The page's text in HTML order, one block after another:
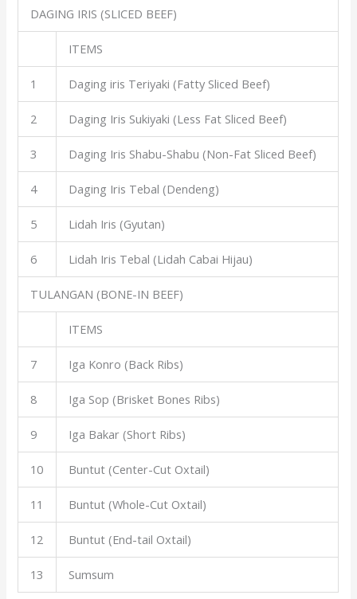
DAGING IRIS (SLICED BEEF)
ITEMS
1 Daging iris Teriyaki (Fatty Sliced Beef)
2 Daging Iris Sukiyaki (Less Fat Sliced Beef)
3 Daging Iris Shabu-Shabu (Non-Fat Sliced Beef)
4 Daging Iris Tebal (Dendeng)
5 Lidah Iris (Gyutan)
6 Lidah Iris Tebal (Lidah Cabai Hijau)
TULANGAN (BONE-IN BEEF)
ITEMS
7 Iga Konro (Back Ribs)
8 Iga Sop (Brisket Bones Ribs)
9 Iga Bakar (Short Ribs)
10 Buntut (Center-Cut Oxtail)
11 Buntut (Whole-Cut Oxtail)
12 Buntut (End-tail Oxtail)
13 Sumsum